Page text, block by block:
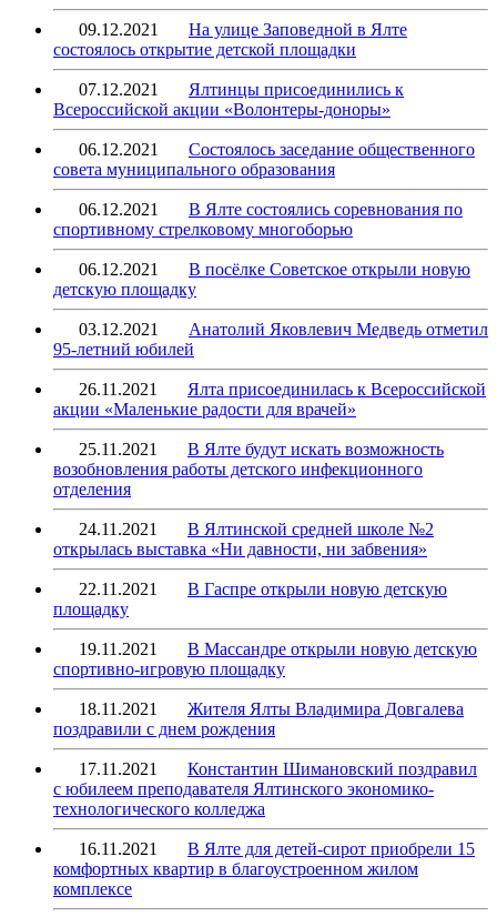
09.12.2021
На улице Заповедной в Ялте
состоялось открытие детской площадки
07.12.2021
Ялтинцы присоединились к
Всероссийской акции «Волонтеры-доноры»
06.12.2021
Состоялось заседание общественного
совета муниципального образования
06.12.2021
В Ялте состоялись соревнования по
спортивному стрелковому многоборью
06.12.2021
В посёлке Советское открыли новую
детскую площадку
03.12.2021
Анатолий Яковлевич Медведь отметил
95-летний юбилей
26.11.2021
Ялта присоединилась к Всероссийской
акции «Маленькие радости для врачей»
25.11.2021
В Ялте будут искать возможность
возобновления работы детского инфекционного
отделения
24.11.2021
В Ялтинской средней школе №2
открылась выставка «Ни давности, ни забвения»
22.11.2021
В Гаспре открыли новую детскую
площадку
19.11.2021
В Массандре открыли новую детскую
спортивно-игровую площадку
18.11.2021
Жителя Ялты Владимира Довгалева
поздравили с днем рождения
17.11.2021
Константин Шимановский поздравил
с юбилеем преподавателя Ялтинского экономико-
технологического колледжа
16.11.2021
В Ялте для детей-сирот приобрели 15
комфортных квартир в благоустроенном жилом
комплексе